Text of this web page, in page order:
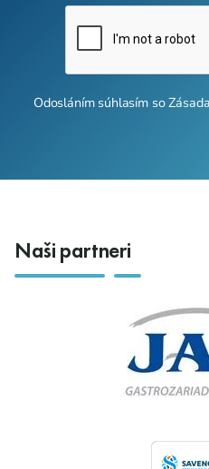
Odosláním súhlasím so
Naši partneri